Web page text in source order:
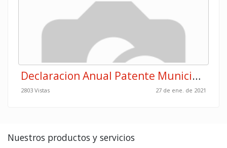
Declaracion Anual Patente Municipalidad Osa
2803 Vistas 27 de ene. de 2021
Nuestros productos y servicios